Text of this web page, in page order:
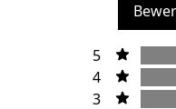
5
4
3